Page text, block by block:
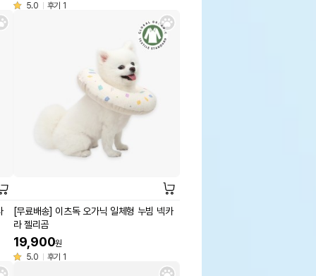
5.0
후기 1
[무료배송] 이츠독 오가닉 일체형 누빔 넥카
라 젤리곰
19,900원
5.0
후기 1